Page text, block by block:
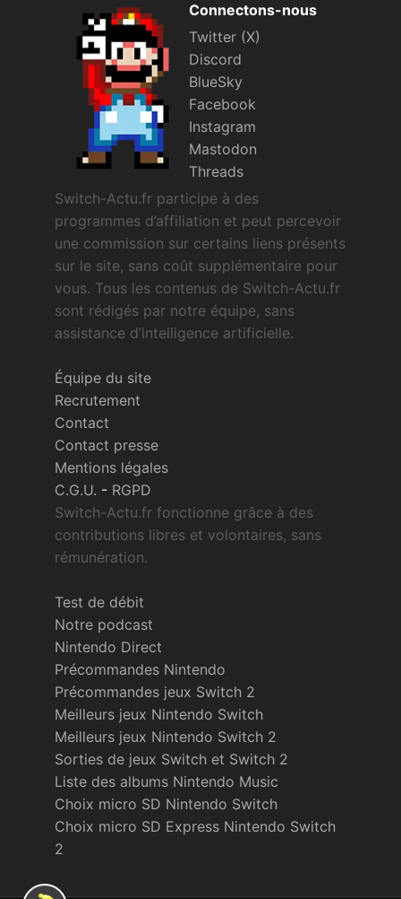
Connectons-nous
Twitter (X)
Discord
BlueSky
Facebook
Instagram
Mastodon
Threads
Switch-Actu.fr participe à des
programmes d’affiliation et peut percevoir
une commission sur certains liens présents
sur le site, sans coût supplémentaire pour
vous. Tous les contenus de Switch-Actu.fr
sont rédigés par notre équipe, sans
assistance d’intelligence artificielle.
Équipe du site
Recrutement
Contact
Contact presse
Mentions légales
C.G.U. - RGPD
Switch-Actu.fr fonctionne grâce à des
contributions libres et volontaires, sans
rémunération.
Test de débit
Notre podcast
Nintendo Direct
Précommandes Nintendo
Précommandes jeux Switch 2
Meilleurs jeux Nintendo Switch
Meilleurs jeux Nintendo Switch 2
Sorties de jeux Switch et Switch 2
Liste des albums Nintendo Music
Choix micro SD Nintendo Switch
Choix micro SD Express Nintendo Switch
2